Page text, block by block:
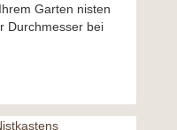
Garten nisten
Durchmesser bei